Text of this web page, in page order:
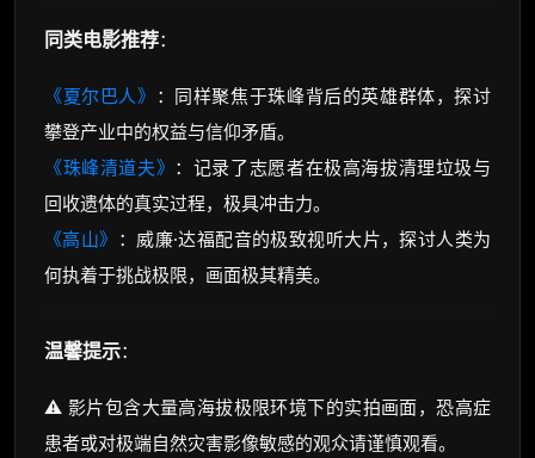
同类电影推荐：
《夏尔巴人》 ：同样聚焦于珠峰背后的英雄群体，探讨
攀登产业中的权益与信仰矛盾。
《珠峰清道夫》 ：记录了志愿者在极高海拔清理垃圾与
回收遗体的真实过程，极具冲击力。
《高山》 ：威廉·达福配音的极致视听大片，探讨人类为
何执着于挑战极限，画面极其精美。
温馨提示：
⚠️ 影片包含大量高海拔极限环境下的实拍画面，恐高症
患者或对极端自然灾害影像敏感的观众请谨慎观看。